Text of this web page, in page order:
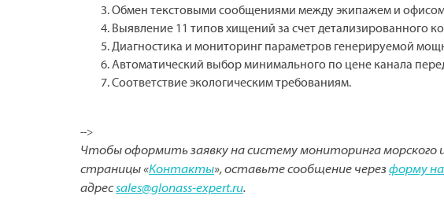
Обмен текстовыми сообщениями между экипажем и
Выявление 11 типов хищений за счет детализированного
Диагностика и мониторинг параметров генерируемой
Автоматический выбор минимального по цене канала
Соответствие экологическим требованиям.
-->
Чтобы оформить заявку на систему мониторинга морского
страницы «Контакты», оставьте сообщение через форму
адресsales@glonass-expert.ru.